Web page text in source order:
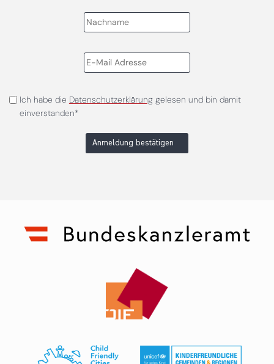
Ich habe die Datenschutzerklärunggelesen und bin damit
einverstanden*
Anmeldung bestätigen